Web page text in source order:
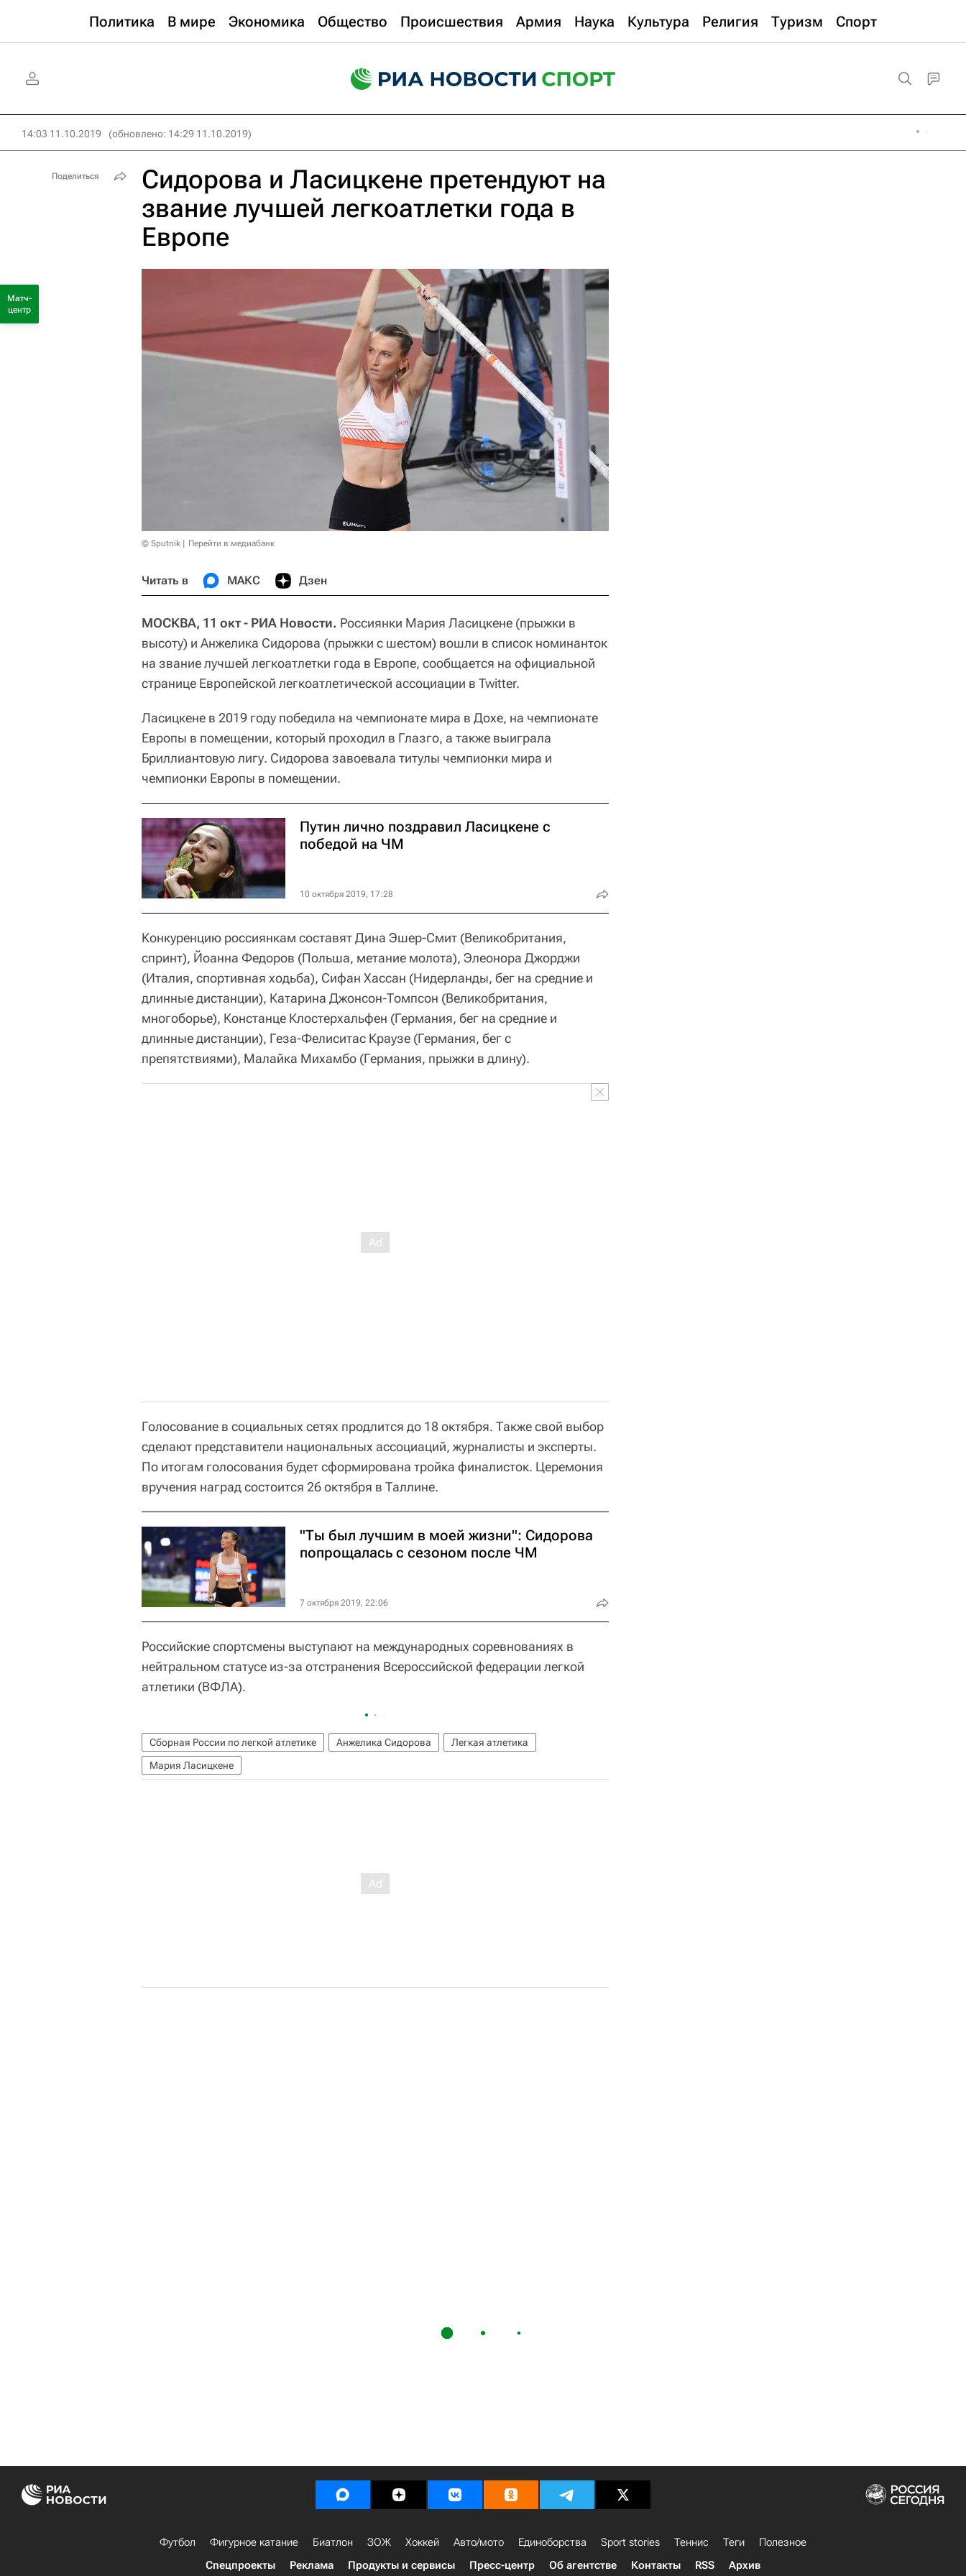
Политика В мире Экономика Общество Происшествия Армия Наука Культура Религия Туризм Спорт
14:03 11.10.2019 (обновлено: 14:29 11.10.2019)
Сидорова и Ласицкене претендуют на
звание лучшей легкоатлетки года в
Европе
© Sputnik Перейти в медиабанк
Читать в МАКС Дзен
МОСКВА, 11 окт - РИА Новости. Россиянки Мария Ласицкене (прыжки в
высоту) и Анжелика Сидорова (прыжки с шестом) вошли в список номинанток
на звание лучшей легкоатлетки года в Европе, сообщается на официальной
странице Европейской легкоатлетической ассоциации в Twitter.
Ласицкене в 2019 году победила на чемпионате мира в Дохе, на чемпионате
Европы в помещении, который проходил в Глазго, а также выиграла
Бриллиантовую лигу. Сидорова завоевала титулы чемпионки мира и
чемпионки Европы в помещении.
Путин лично поздравил Ласицкене с
победой на ЧМ
10 октября 2019, 17:28
Конкуренцию россиянкам составят Дина Эшер-Смит (Великобритания,
спринт), Йоанна Федоров (Польша, метание молота), Элеонора Джорджи
(Италия, спортивная ходьба), Сифан Хассан (Нидерланды, бег на средние и
длинные дистанции), Катарина Джонсон-Томпсон (Великобритания,
многоборье), Констанце Клостерхальфен (Германия, бег на средние и
длинные дистанции), Геза-Фелиситас Краузе (Германия, бег с
препятствиями), Малайка Михамбо (Германия, прыжки в длину).
Голосование в социальных сетях продлится до 18 октября. Также свой выбор
сделают представители национальных ассоциаций, журналисты и эксперты.
По итогам голосования будет сформирована тройка финалисток. Церемония
вручения наград состоится 26 октября в Таллине.
"Ты был лучшим в моей жизни": Сидорова
попрощалась с сезоном после ЧМ
7 октября 2019, 22:06
Российские спортсмены выступают на международных соревнованиях в
нейтральном статусе из-за отстранения Всероссийской федерации легкой
атлетики (ВФЛА).
Сборная России по легкой атлетике Анжелика Сидорова
Легкая атлетика
Мария Ласицкене
Поделиться
Матч-
центр
Футбол Фигурное катание Биатлон ЗОЖ Хоккей Авто/мото Единоборства Sport stories Теннис Теги
Полезное
Спецпроекты
Реклама Продукты и сервисы Пресс-центр Об агентстве Контакты RSS Архив